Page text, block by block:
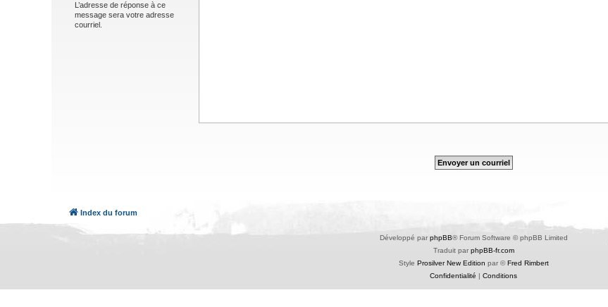
L’adresse de réponse à ce
message sera votre adresse
courriel.
Index du forum
Développé par phpBB® Forum Software © phpBB Limited
Traduit par phpBB-fr.com
Style Prosilver New Edition par ©Fred Rimbert
Confidentialité | Conditions